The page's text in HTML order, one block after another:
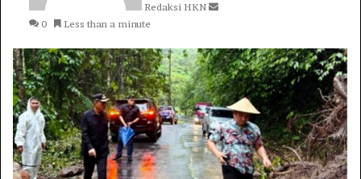
Redaksi HKN
i
l
0 Less than a minute